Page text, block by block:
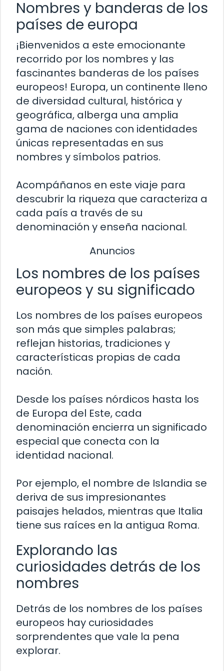
Nombres y banderas de los
países de europa
¡Bienvenidos a este emocionante
recorrido por los nombres y las
fascinantes banderas de los países
europeos! Europa, un continente lleno
de diversidad cultural, histórica y
geográfica, alberga una amplia
gama de naciones con identidades
únicas representadas en sus
nombres y símbolos patrios.
Acompáñanos en este viaje para
descubrir la riqueza que caracteriza a
cada país a través de su
denominación y enseña nacional.
Anuncios
Los nombres de los países
europeos y su significado
Los nombres de los países europeos
son más que simples palabras;
reflejan historias, tradiciones y
características propias de cada
nación.
Desde los países nórdicos hasta los
de Europa del Este, cada
denominación encierra un significado
especial que conecta con la
identidad nacional.
Por ejemplo, el nombre de Islandia se
deriva de sus impresionantes
paisajes helados, mientras que Italia
tiene sus raíces en la antigua Roma.
Explorando las
curiosidades detrás de los
nombres
Detrás de los nombres de los países
europeos hay curiosidades
sorprendentes que vale la pena
explorar.